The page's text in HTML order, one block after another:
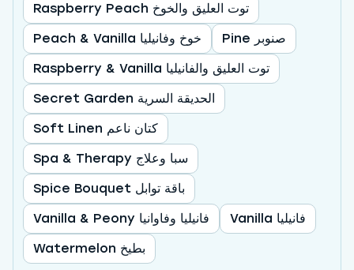
Raspberry Peach توت العليق والخوخ
Peach & Vanilla خوخ وفانيليا
Pine صنوبر
Raspberry & Vanilla توت العليق والفانيليا
Secret Garden الحديقة السرية
Soft Linen كتان ناعم
Spa & Therapy سبا وعلاج
Spice Bouquet باقة توابل
Vanilla & Peony فانيليا وفاوانيا
Vanilla فانيليا
Watermelon بطيخ